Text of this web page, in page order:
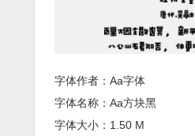
字体作者：Aa字体
字体名称：Aa方块黑
字体大小：1.50 M